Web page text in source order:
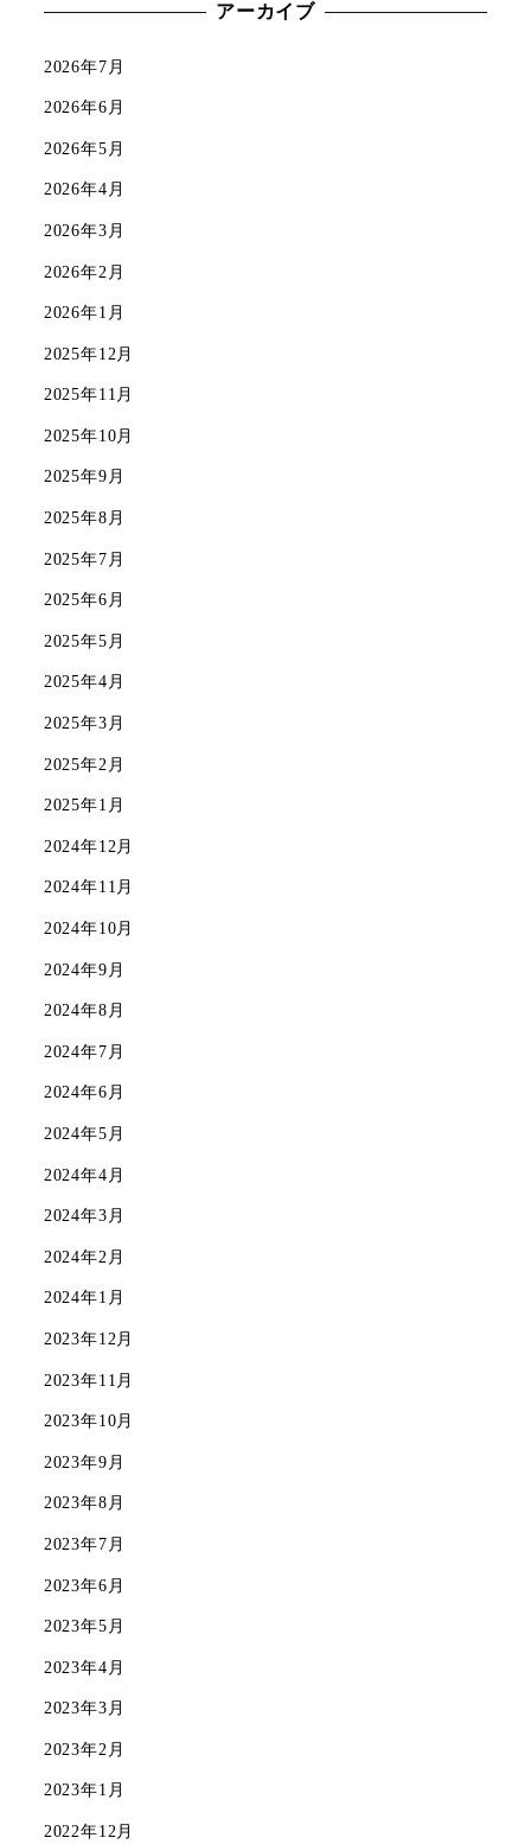
アーカイブ
2026年7月
2026年6月
2026年5月
2026年4月
2026年3月
2026年2月
2026年1月
2025年12月
2025年11月
2025年10月
2025年9月
2025年8月
2025年7月
2025年6月
2025年5月
2025年4月
2025年3月
2025年2月
2025年1月
2024年12月
2024年11月
2024年10月
2024年9月
2024年8月
2024年7月
2024年6月
2024年5月
2024年4月
2024年3月
2024年2月
2024年1月
2023年12月
2023年11月
2023年10月
2023年9月
2023年8月
2023年7月
2023年6月
2023年5月
2023年4月
2023年3月
2023年2月
2023年1月
2022年12月